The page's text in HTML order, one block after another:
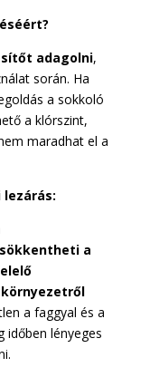
adagolni,
során. Ha
a sokkoló
a klórszint,
maradhat el a
a
a faggyal és a
időben lényeges